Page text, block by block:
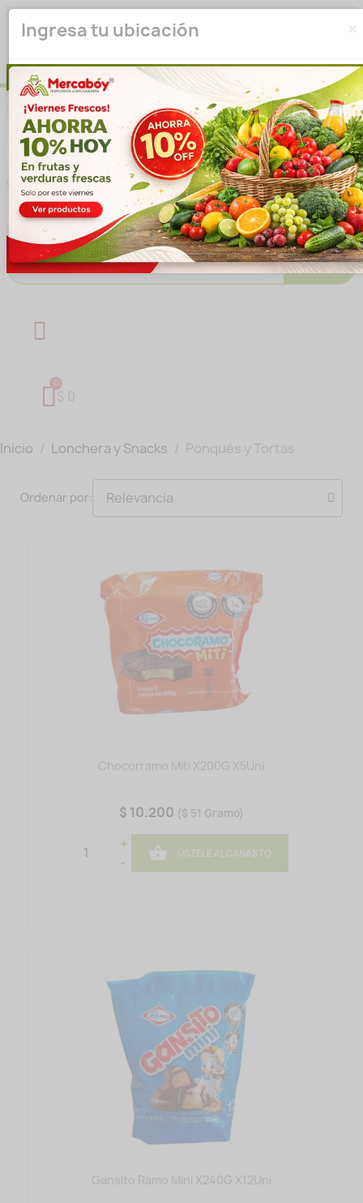
Seleccione su ubicación para que podamos verificar si
actualmente prestamos servicio en su área.
Ingresa tu ubicación
Introducir ubicación
No volver a mostrar esta ventana emergente
IR A LA TIENDA
Buscar
$ 0
Inicio Lonchera y Snacks Ponqués y Tortas
Ordenar por:
Chocorramo Miti X200G X5Uni
$ 10.200 ($ 51 Gramo)
+
-
 ÚSTELE AL CANASTO
Gansito Ramo Mini X240G X12Uni